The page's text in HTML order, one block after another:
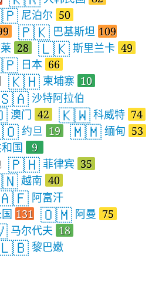
尼泊尔 50
🇵🇰 巴基斯坦 109
28 🇱🇰 斯里兰卡 49
日本 66
🇰🇭 柬埔寨 10
沙特阿拉伯
澳门 42 🇰🇼 科威特 74
约旦 19 🇲🇲 缅甸 53
国 9
🇵🇭 菲律宾 35
越南 40
阿富汗
131 🇴🇲 阿曼 75
马尔代夫 18
黎巴嫩